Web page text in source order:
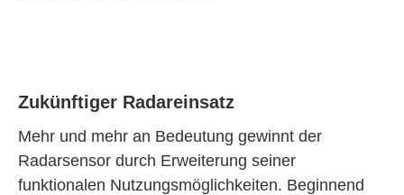
Zukünftiger Radareinsatz
Mehr und mehr an Bedeutung gewinnt der
Radarsensor durch Erweiterung seiner
funktionalen Nutzungsmöglichkeiten. Beginnend